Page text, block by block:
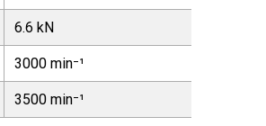
6.6 kN
3000 min⁻¹
3500 min⁻¹